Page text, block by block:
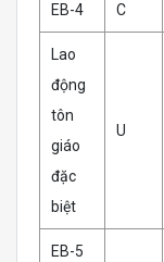
EB-4 C
Lao
động
tôn
giáo
đặc
biệt
U
EB-5